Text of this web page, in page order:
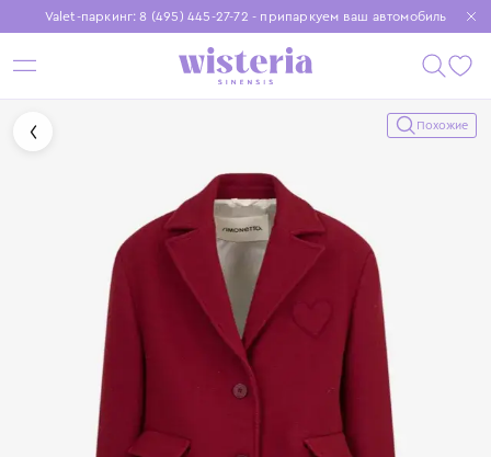
Valet-паркинг: 8 (495) 445-27-72 - припаркуем ваш автомобиль
Бесплатная доставка при заказе от 15 000 ₽
Установите приложение, чтобы покупки были еще удобнее
Похожие